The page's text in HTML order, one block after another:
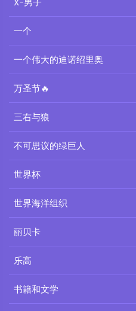
一个
一个伟大的迪诺绍里奥
万圣节🔥
三右与狼
不可思议的绿巨人
世界杯
世界海洋组织
丽贝卡
乐高
书籍和文学